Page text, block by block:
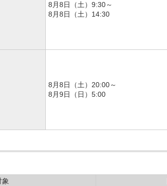
8月8日（土）9:30～
8月8日（土）14:30
8月8日（土）20:00～
8月9日（日）5:00
象